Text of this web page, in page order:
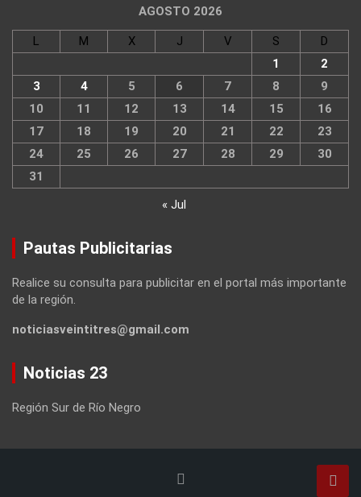
AGOSTO 2026
L M X J V S
D
1
2
3
4 5 6 7 8
9
10
11 12 13 14 15
16
17
18 19 20 21 22
23
24
25 26 27 28 29
30
31
« Jul
Pautas Publicitarias
Realice su consulta para publicitar en el portal más importante
de la región.
noticiasveintitres@gmail.com
Noticias 23
Región Sur de Río Negro